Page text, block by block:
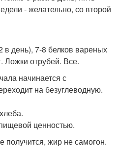
- желательно, со второй
в день), 7-8 белков вареных
Ложки отрубей. Все.
начинается с
на безуглеводную.
ценностью.
жир не самогон.